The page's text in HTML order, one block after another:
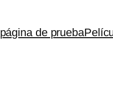
página de prueba